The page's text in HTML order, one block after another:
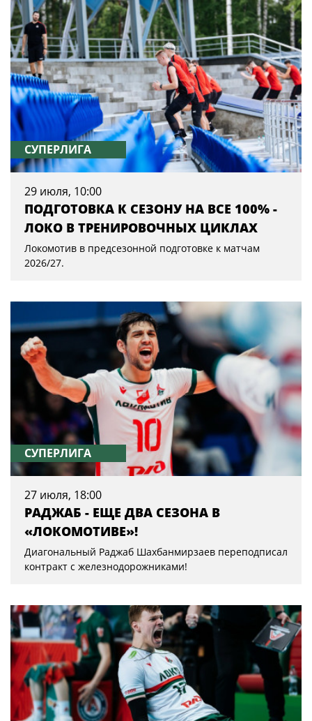
СУПЕРЛИГА
29 июля, 10:00
ПОДГОТОВКА К СЕЗОНУ НА ВСЕ 100% -
ЛОКО В ТРЕНИРОВОЧНЫХ ЦИКЛАХ
Локомотив в предсезонной подготовке к матчам
2026/27.
СУПЕРЛИГА
27 июля, 18:00
РАДЖАБ - ЕЩЕ ДВА СЕЗОНА В
«ЛОКОМОТИВЕ»!
Диагональный Раджаб Шахбанмирзаев переподписал
контракт с железнодорожниками!